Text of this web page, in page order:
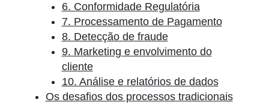
6. Conformidade Regulatória
7. Processamento de Pagamento
8. Detecção de fraude
9. Marketing e envolvimento do
cliente
10. Análise e relatórios de dados
Os desafios dos processos tradicionais